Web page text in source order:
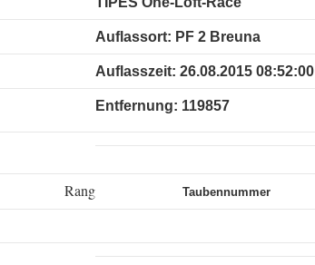
Auflassort: PF 2 Breuna
Auflasszeit: 26.08.2015 08:52:00
Entfernung: 119857
Rang Taubennummer